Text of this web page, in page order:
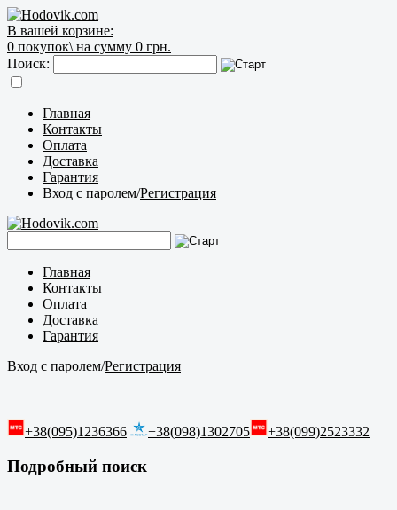
В вашей корзине:
0 покупок\ на сумму 0 грн.
Поиск:
Главная
Контакты
Оплата
Доставка
Гарантия
Вход с паролем/Регистрация
Главная
Контакты
Оплата
Доставка
Гарантия
Вход с паролем/Регистрация
+38(095)1236366 +38(098)1302705 +38(099)2523332
Подробный поиск